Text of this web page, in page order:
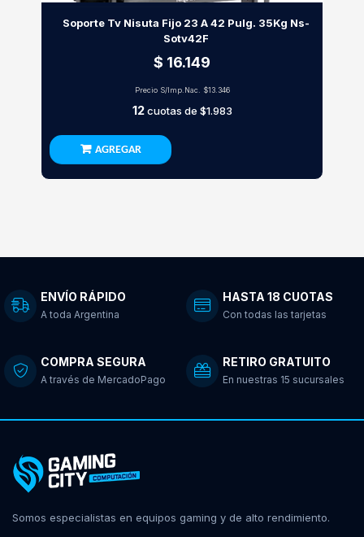
Soporte Tv Nisuta Fijo 23 A 42 Pulg. 35Kg Ns-
Sotv42F
$ 16.149
Precio S/Imp.Nac. $13.346
12cuotas de $1.983
AGREGAR
ENVÍO RÁPIDO
A toda Argentina
HASTA 18 CUOTAS
Con todas las tarjetas
COMPRA SEGURA
A través de MercadoPago
RETIRO GRATUITO
En nuestras 15 sucursales
Somos especialistas en equipos gaming y de alto rendimiento.